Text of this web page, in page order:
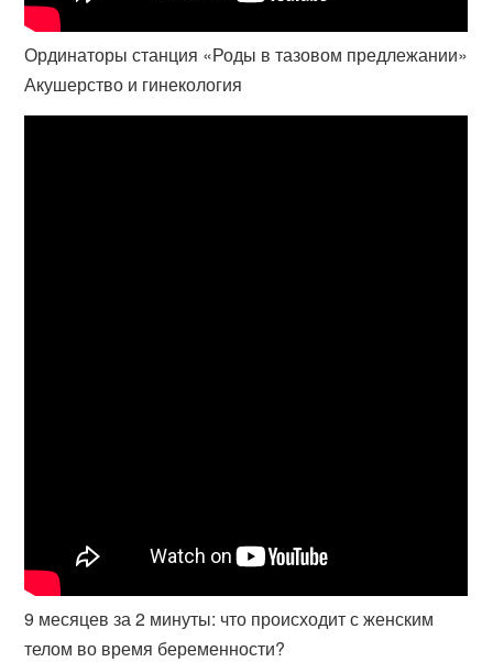
Ординаторы станция «Роды в тазовом предлежании»
Акушерство и гинекология
9 месяцев за 2 минуты: что происходит с женским
телом во время беременности?